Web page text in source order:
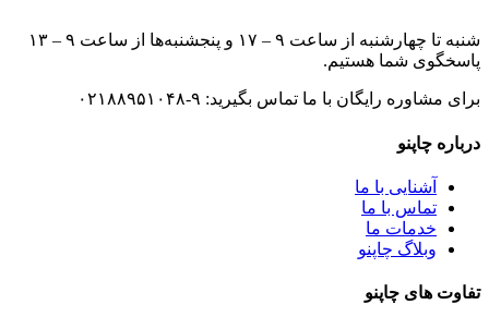
شنبه تا چهارشنبه از ساعت ۹ – ۱۷ و پنجشنبه‌ها از ساعت ۹ – ۱۳
پاسخگوی شما هستیم.
برای مشاوره رایگان با ما تماس بگیرید: ۹-۰۲۱۸۸۹۵۱۰۴۸
درباره چاپنو
آشنایی با ما
تماس با ما
خدمات ما
وبلاگ چاپنو
تفاوت های چاپنو